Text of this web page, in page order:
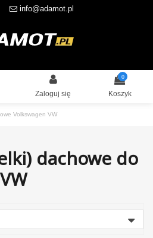
info@adamot.pl
Zaloguj się
0
Koszyk
Volkswagen VW
dachowe do